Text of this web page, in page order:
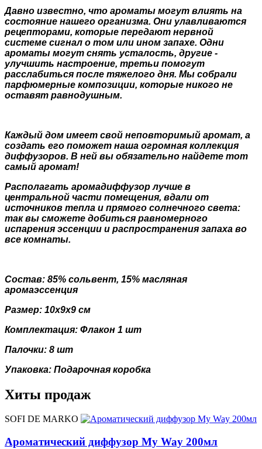
Давно известно, что ароматы могут влиять на
состояние нашего организма. Они улавливаются
рецепторами, которые передают нервной
системе сигнал о том или ином запахе. Одни
ароматы могут снять усталость, другие -
улучшить настроение, третьи помогут
расслабиться после тяжелого дня. Мы собрали
парфюмерные композиции, которые никого не
оставят равнодушным.
Каждый дом имеет свой неповторимый аромат, а
создать его поможет наша огромная коллекция
диффузоров. В ней вы обязательно найдете тот
самый аромат!
Располагать аромадиффузор лучше в
центральной части помещения, вдали от
источников тепла и прямого солнечного света:
так вы сможете добиться равномерного
испарения эссенции и распространения запаха во
все комнаты.
Состав: 85% сольвент, 15% масляная
аромаэссенция
Размер: 10х9х9 см
Комплектация: Флакон 1 шт
Палочки: 8 шт
Упаковка: Подарочная коробка
Хиты продаж
SOFI DE MARKO
Ароматический диффузор My Way 200мл